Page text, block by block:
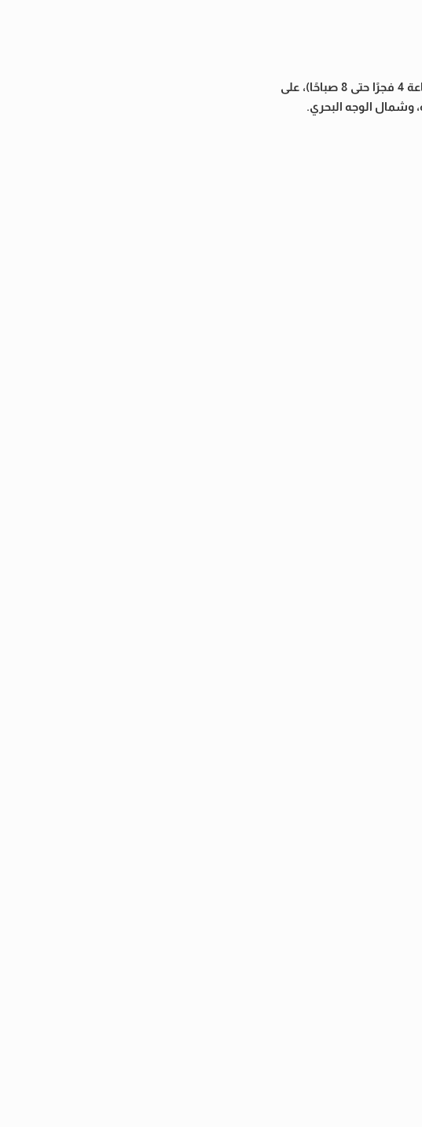
وحذرت خرائط الطقس اليوم من تكون شبورة مائية صباحًا على شمال البلاد حتى القاهرة الكبرى لمدة 4 ساعات (من الساعة 4 فجرًا حتى 8 صباحًا)، على
وشمال الوجه البحري.